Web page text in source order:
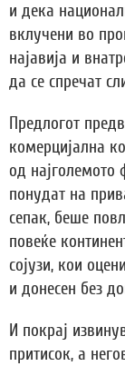
и дека
вклучени во
најавија и
да се спречат
Предлогот
комерцијална
од најголемото
понудат на
сепак, беше
повеќе
сојузи, кои
и донесен без
И покрај
притисок, а